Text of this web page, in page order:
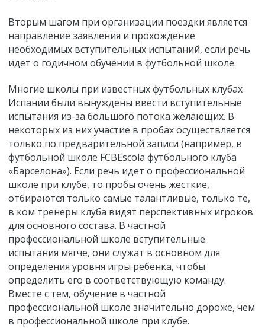
Вторым шагом при организации поездки является
направление заявления и прохождение
необходимых вступительных испытаний, если речь
идет о годичном обучении в футбольной школе.
Многие школы при известных футбольных клубах
Испании были вынуждены ввести вступительные
испытания из-за большого потока желающих. В
некоторых из них участие в пробах осуществляется
только по предварительной записи (например, в
футбольной школе FCBEscola футбольного клуба
«Барселона»). Если речь идет о профессиональной
школе при клубе, то пробы очень жесткие,
отбираются только самые талантливые, только те,
в ком тренеры клуба видят перспективных игроков
для основного состава. В частной
профессиональной школе вступительные
испытания мягче, они служат в основном для
определения уровня игры ребенка, чтобы
определить его в соответствующую команду.
Вместе с тем, обучение в частной
профессиональной школе значительно дороже, чем
в профессиональной школе при клубе.